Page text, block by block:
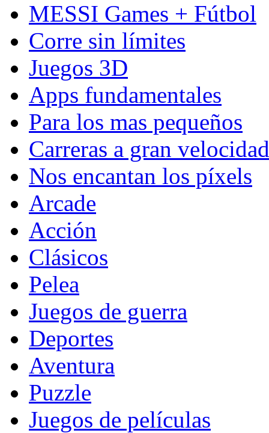
MESSI Games + Fútbol
Corre sin límites
Juegos 3D
Apps fundamentales
Para los mas pequeños
Carreras a gran velocidad
Nos encantan los píxels
Arcade
Acción
Clásicos
Pelea
Juegos de guerra
Deportes
Aventura
Puzzle
Juegos de películas